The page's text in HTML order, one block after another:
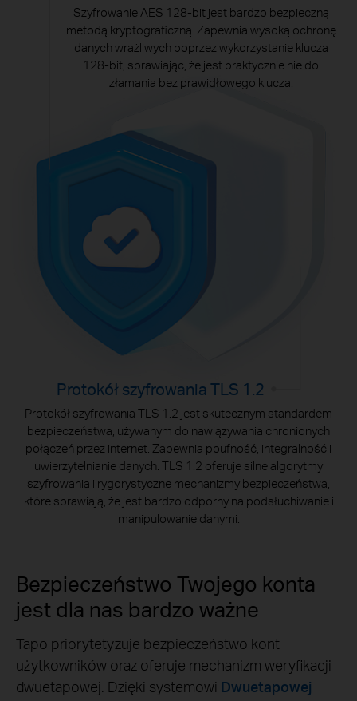
Szyfrowanie AES 128-bit jest bardzo bezpieczną
metodą kryptograficzną. Zapewnia wysoką ochronę
danych wrażliwych poprzez wykorzystanie klucza
128-bit, sprawiając, że jest praktycznie nie do
złamania bez prawidłowego klucza.
Protokół szyfrowania TLS 1.2
Protokół szyfrowania TLS 1.2 jest skutecznym standardem
bezpieczeństwa, używanym do nawiązywania chronionych
połączeń przez internet. Zapewnia poufność, integralność i
uwierzytelnianie danych. TLS 1.2 oferuje silne algorytmy
szyfrowania i rygorystyczne mechanizmy bezpieczeństwa,
które sprawiają, że jest bardzo odporny na podsłuchiwanie i
manipulowanie danymi.
Bezpieczeństwo Twojego konta
jest dla nas bardzo ważne
Tapo priorytetyzuje bezpieczeństwo kont
użytkowników oraz oferuje mechanizm weryfikacji
dwuetapowej. Dzięki systemowi Dwuetapowej